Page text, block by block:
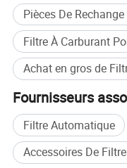
Pièces De
Filtre À Carburant
Achat en gros de
Fournisseurs
Filtre Automatique
Accessoires De Filtre